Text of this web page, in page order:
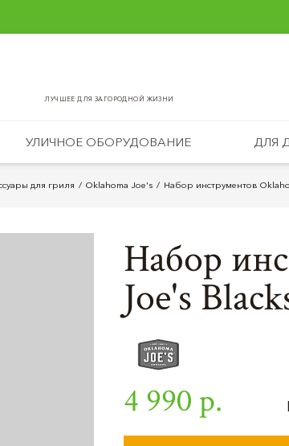
ЛУЧШЕЕ ДЛЯ ЗАГОРОДНОЙ ЖИЗНИ
УЛИЧНОЕ ОБОРУДОВАНИЕ ДЛЯ
для гриля Oklahoma Joe's Набор инструментов
Набор
Joe's
4 990 р.